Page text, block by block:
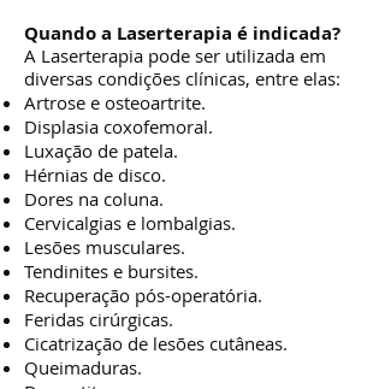
Quando a Laserterapia é indicada?
A Laserterapia pode ser utilizada em
diversas condições clínicas, entre elas:
Artrose e osteoartrite.
Displasia coxofemoral.
Luxação de patela.
Hérnias de disco.
Dores na coluna.
Cervicalgias e lombalgias.
Lesões musculares.
Tendinites e bursites.
Recuperação pós-operatória.
Feridas cirúrgicas.
Cicatrização de lesões cutâneas.
Queimaduras.